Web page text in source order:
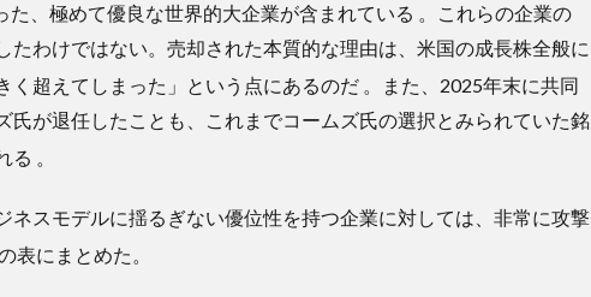
、極めて優良な世界的大企業が含まれている 。これらの企業の
たわけではない。売却された本質的な理由は、米国の成長株全般に
く超えてしまった」という点にあるのだ 。また、2025年末に共同
氏が退任したことも、これまでコームズ氏の選択とみられていた銘
る 。
ネスモデルに揺るぎない優位性を持つ企業に対しては、非常に攻撃
表にまとめた。